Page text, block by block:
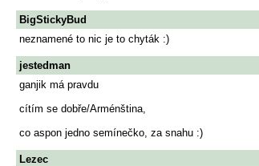
BigStickyBud
neznamené to nic je to chyták :)
jestedman
ganjik má pravdu
cítím se dobře/Arménština,
co aspon jedno semínečko, za snahu :)
Lezec